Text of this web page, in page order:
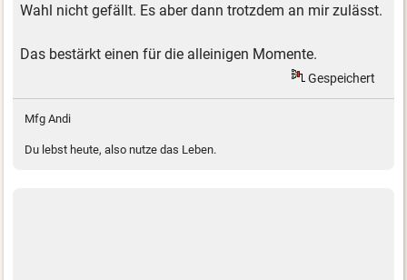
Wahl nicht gefällt. Es aber dann trotzdem an mir zulässt.
Das bestärkt einen für die alleinigen Momente.
Gespeichert
Mfg Andi
Du lebst heute, also nutze das Leben.